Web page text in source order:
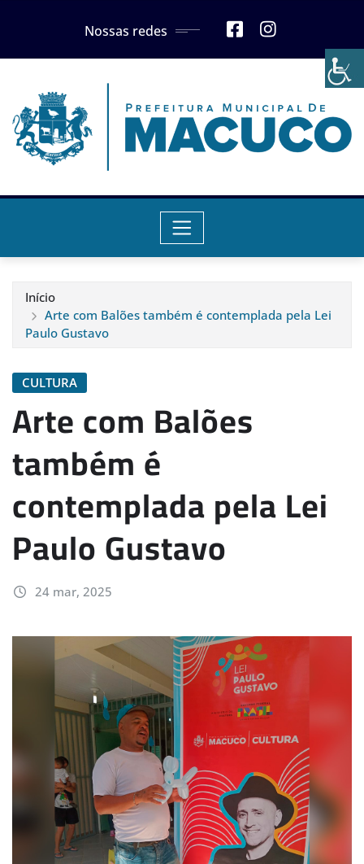
Nossas redes
Início
Arte com Balões também é contemplada pela Lei
Paulo Gustavo
CULTURA
Arte com Balões
também é
contemplada pela Lei
Paulo Gustavo
24 mar, 2025